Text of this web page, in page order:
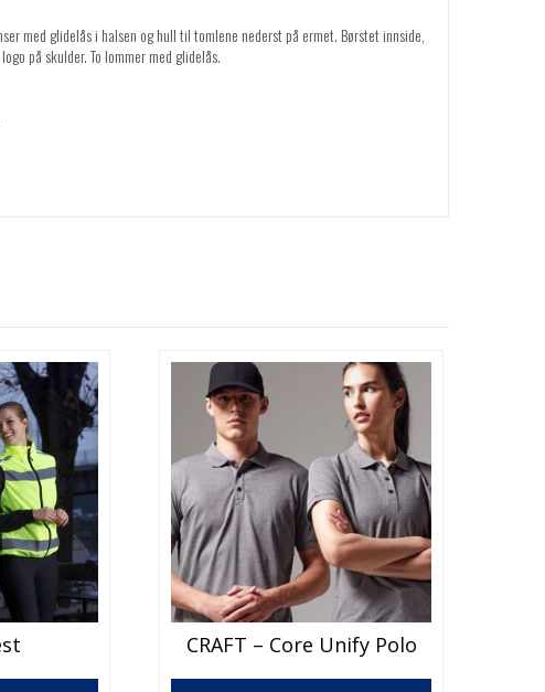
med glidelås i halsen og hull til tomlene nederst på ermet. Børstet innside,
på skulder. To lommer med glidelås.
produktet
CRAFT – Core Unify Polo